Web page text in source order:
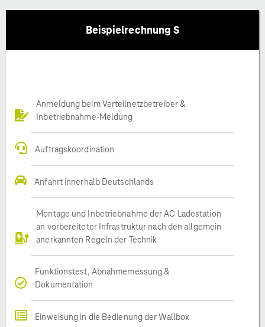
Beispielrechnung S
Anmeldung beim Verteilnetzbetreiber &
Inbetriebnahme-Meldung
Auftragskoordination
Anfahrt innerhalb Deutschlands
Montage und Inbetriebnahme der AC Ladestation
an vorbereiteter Infrastruktur nach den allgemein
anerkannten Regeln der Technik
Funktionstest, Abnahmemessung &
Dokumentation
Einweisung in die Bedienung der Wallbox